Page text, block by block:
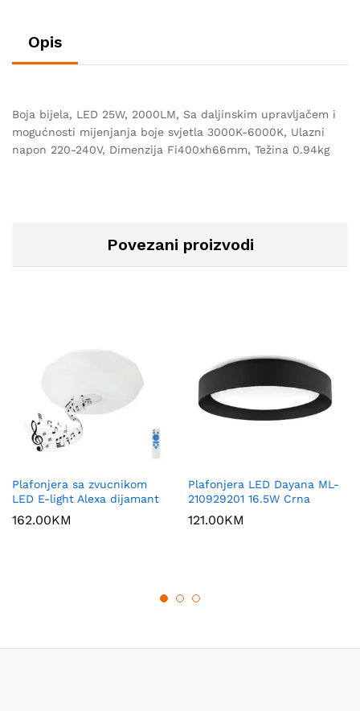
Opis
Boja bijela, LED 25W, 2000LM, Sa daljinskim upravljačem i
mogućnosti mijenjanja boje svjetla 3000K-6000K, Ulazni
napon 220-240V, Dimenzija Fi400xh66mm, Težina 0.94kg
Povezani proizvodi
Plafonjera sa zvucnikom
LED E-light Alexa dijamant
162.00KM
Plafonjera LED Dayana ML-
210929201 16.5W Crna
121.00KM